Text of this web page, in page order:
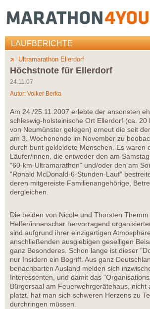
LAUFBERICHTE
Ultramarathon Ellerdorf
Höchstnote für Ellerdorf
24.11.07
Autor: Volker Berka
Am 24./25.11.2007 erlebte der ansonsten
schleswig-holsteinische Ort Ellerdorf (ca. 20
von Neumünster gelegen) erneut die seit
am 3. Wochenende im November zu
durch bunt gekleidete Menschen. Es waren
Läufer/innen, die entweder den am
"60-km-Ultramarathon" und/oder den am
"Ronald McDonald-6-Stunden-Lauf"
deren mitgereiste Familienangehörige,
dergleichen.
Die beiden von Nicole und Thorsten
Helfer/innenschar hervorragend
sind aufgrund ihrer einzigartigen
anschließenden ausgiebigen geselligen
ganz Besonderes. Schon lange ist dieser
nur Insidern ein Begriff. Aus ganz
benachbarten Ausland melden sich
Interessenten, und damit das
Bürgersaal am Feuerwehrgerätehaus, nicht
platzt, hat man sich schweren Herzens zu
durchringen müssen.